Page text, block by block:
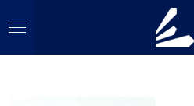
direct
naar